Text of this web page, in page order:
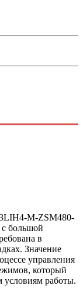
M-ZSM480-
большой
в
Значение
управления
который
условиям работы.